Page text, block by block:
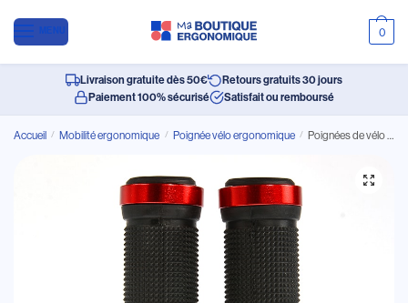
MENU 0
Livraison gratuite dès 50€
Retours gratuits 30 jours
Paiement 100% sécurisé
Satisfait ou remboursé
Accueil / Mobilité ergonomique / Poignée vélo ergonomique / Poignées de vélo ergonomiques et confortables en caoutchouc